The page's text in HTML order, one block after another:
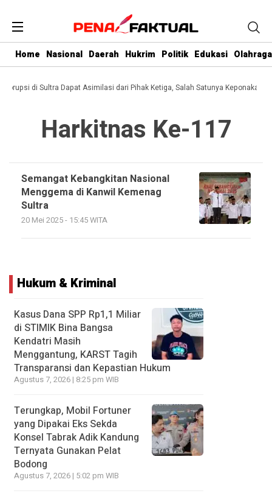
Home Nasional Daerah Hukrim Politik Edukasi Olahraga
di Sultra Dapat Asimilasi dari Pihak Ketiga, Salah Satunya Keponakan
Harkitnas Ke-117
Semangat Kebangkitan Nasional
Menggema di Kanwil Kemenag
Sultra
20 Mei 2025 - 15:45 WITA
Hukum & Kriminal
Kasus Dana SPP Rp1,1 Miliar
di STIMIK Bina Bangsa
Kendatri Masih
Menggantung, KARST Tagih
Transparansi dan Kepastian Hukum
Agustus 7, 2026 | 8:25 pm WIB
Terungkap, Mobil Fortuner
yang Dipakai Eks Sekda
Konsel Tabrak Adik Kandung
Ternyata Gunakan Pelat
Bodong
Agustus 7, 2026 | 5:02 pm WIB